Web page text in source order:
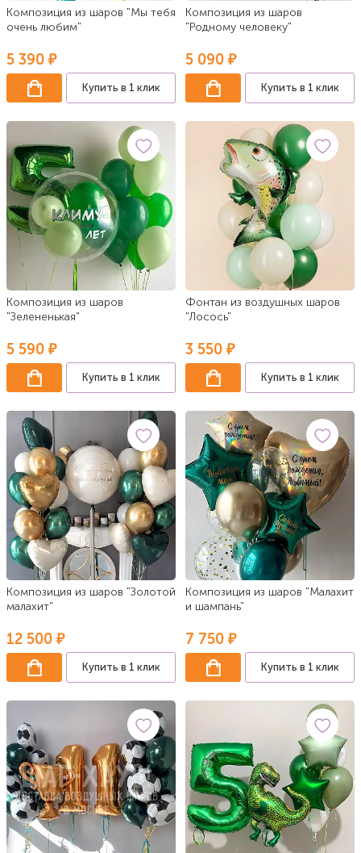
Композиция из шаров "Мы тебя
очень любим"
5 390 ₽
Купить в 1 клик
Композиция из шаров
"Родному человеку"
5 090 ₽
Купить в 1 клик
Композиция из шаров
"Зелененькая"
5 590 ₽
Купить в 1 клик
Фонтан из воздушных шаров
"Лосось"
3 550 ₽
Купить в 1 клик
Композиция из шаров "Золотой
малахит"
12 500 ₽
Купить в 1 клик
Композиция из шаров "Малахит
и шампань"
7 750 ₽
Купить в 1 клик